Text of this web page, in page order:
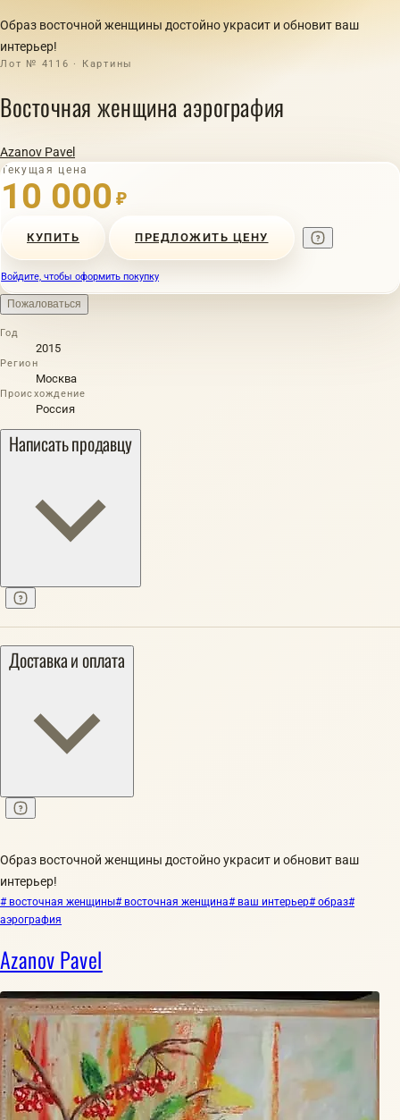
Образ восточной женщины достойно украсит и обновит ваш
интерьер!
Лот № 4116 · Картины
Восточная женщина аэрография
Azanov Pavel
Текущая цена
10 000 ₽
КУПИТЬ ПРЕДЛОЖИТЬ ЦЕНУ
Войдите, чтобы оформить покупку
Пожаловаться
Год
2015
Регион
Москва
Происхождение
Россия
Написать продавцу
Доставка и оплата
Образ восточной женщины достойно украсит и обновит ваш
интерьер!
# восточная женщины# восточная женщина# ваш интерьер# образ#
аэрография
Azanov Pavel